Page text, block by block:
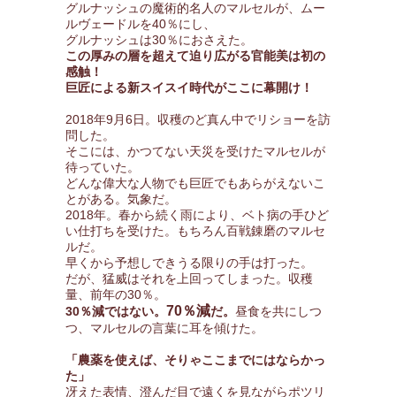
グルナッシュの魔術的名人のマルセルが、ムー
ルヴェードルを40％にし、
グルナッシュは30％におさえた。
この厚みの層を超えて迫り広がる官能美は初の
感触！
巨匠による新スイスイ時代がここに幕開け！
2018年9月6日。収穫のど真ん中でリショーを訪
問した。
そこには、かつてない天災を受けたマルセルが
待っていた。
どんな偉大な人物でも巨匠でもあらがえないこ
とがある。気象だ。
2018年。春から続く雨により、ベト病の手ひど
い仕打ちを受けた。もちろん百戦錬磨のマルセ
ルだ。
早くから予想しできうる限りの手は打った。
だが、猛威はそれを上回ってしまった。収穫
量、前年の30％。
30％減ではない。 70％減だ。 昼食を共にしつ
つ、マルセルの言葉に耳を傾けた。
「農薬を使えば、そりゃここまでにはならかっ
た」
冴えた表情、澄んだ目で遠くを見ながらポツリ